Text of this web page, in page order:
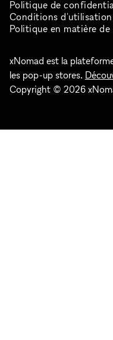
Politique de
Conditions d'utilisation
Politique en matière de
xNomad est la
les pop-up stores.
Copyright © 2026